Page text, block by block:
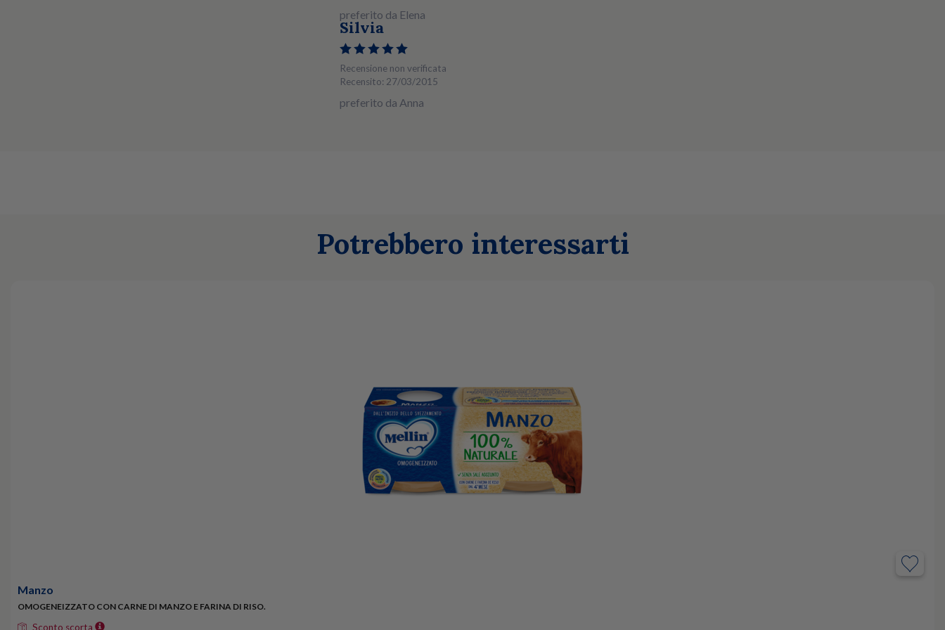
preferito da Elena
Silvia
Recensione non verificata
Recensito: 27/03/2015
preferito da Anna
Potrebbero interessarti
Manzo
OMOGENEIZZATO CON CARNE DI MANZO E FARINA DI RISO.
Sconto scorta